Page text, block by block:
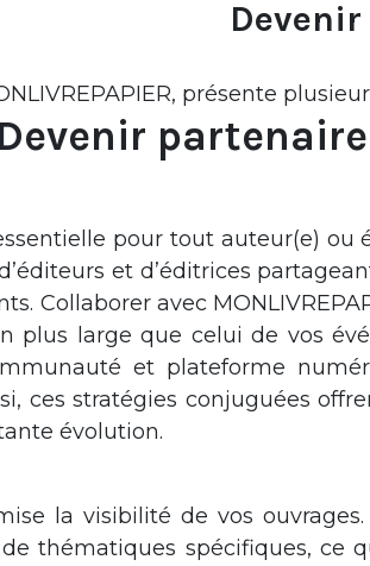
présente
Devenir
pour tout auteur(e)
et d’éditrices
Collaborer avec
plus large que celui de vos
et plateforme
ces stratégies conjuguées
évolution.
la visibilité de vos
thématiques spécifiques, ce